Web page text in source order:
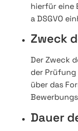
hierfür eine
a DSGVO
Zweck
Der Zweck
der
über das
Dauer